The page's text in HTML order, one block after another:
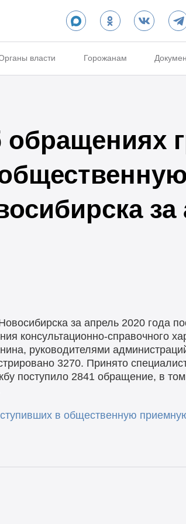
власти Горожанам
за
за апрель 2020 года
консультационно-справочного
руководителями
3270. Принято
поступило 2841 обращение, в
в общественную